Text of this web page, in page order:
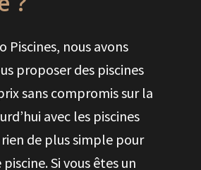
Piscines, nous avons
proposer des piscines
sans compromis sur la
avec les piscines
de plus simple pour
Si vous êtes un